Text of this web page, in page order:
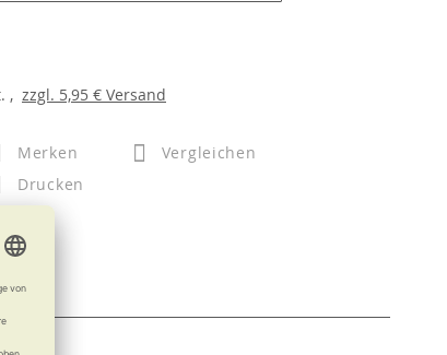
, zzgl. 5,95 € Versand
Merken
Vergleichen
Drucken